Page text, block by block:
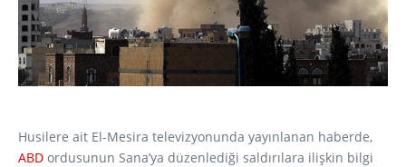
Husilere ait El-Mesira televizyonunda yayınlanan haberde,
ABD ordusunun Sana’ya düzenlediği saldırılara ilişkin bilgi